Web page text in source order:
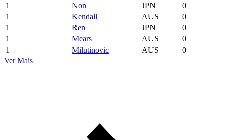
1
Non JPN
0
1
Kendall AUS
0
1
Ren JPN
0
1
Mears AUS
0
1
Milutinovic AUS
0
Ver Mais